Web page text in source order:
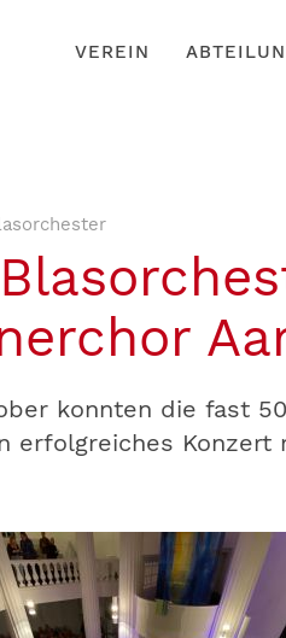
VEREIN
konnten die fast
erfolgreiches Konzert